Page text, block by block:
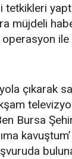
müjdeli
operasyon
çıkarak
Bursa